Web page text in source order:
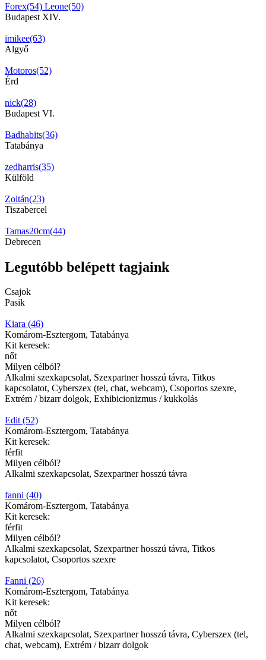
Forex(54) Leone(50)
Budapest XIV.
imikee(63)
Algyő
Motoros(52)
Érd
nick(28)
Budapest VI.
Badhabits(36)
Tatabánya
zedharris(35)
Külföld
Zoltán(23)
Tiszabercel
Tamas20cm(44)
Debrecen
Legutóbb belépett tagjaink
Csajok
Pasik
Kiara (46)
Komárom-Esztergom, Tatabánya
Kit keresek:
nőt
Milyen célból?
Alkalmi szexkapcsolat, Szexpartner hosszú távra, Titkos
kapcsolatot, Cyberszex (tel, chat, webcam), Csoportos szexre,
Extrém / bizarr dolgok, Exhibicionizmus / kukkolás
Edit (52)
Komárom-Esztergom, Tatabánya
Kit keresek:
férfit
Milyen célból?
Alkalmi szexkapcsolat, Szexpartner hosszú távra
fanni (40)
Komárom-Esztergom, Tatabánya
Kit keresek:
férfit
Milyen célból?
Alkalmi szexkapcsolat, Szexpartner hosszú távra, Titkos
kapcsolatot, Csoportos szexre
Fanni (26)
Komárom-Esztergom, Tatabánya
Kit keresek:
nőt
Milyen célból?
Alkalmi szexkapcsolat, Szexpartner hosszú távra, Cyberszex (tel,
chat, webcam), Extrém / bizarr dolgok